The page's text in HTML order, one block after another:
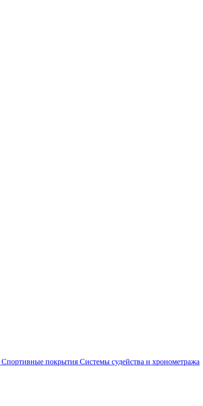
Спортивные покрытия Системы судейства и хронометража